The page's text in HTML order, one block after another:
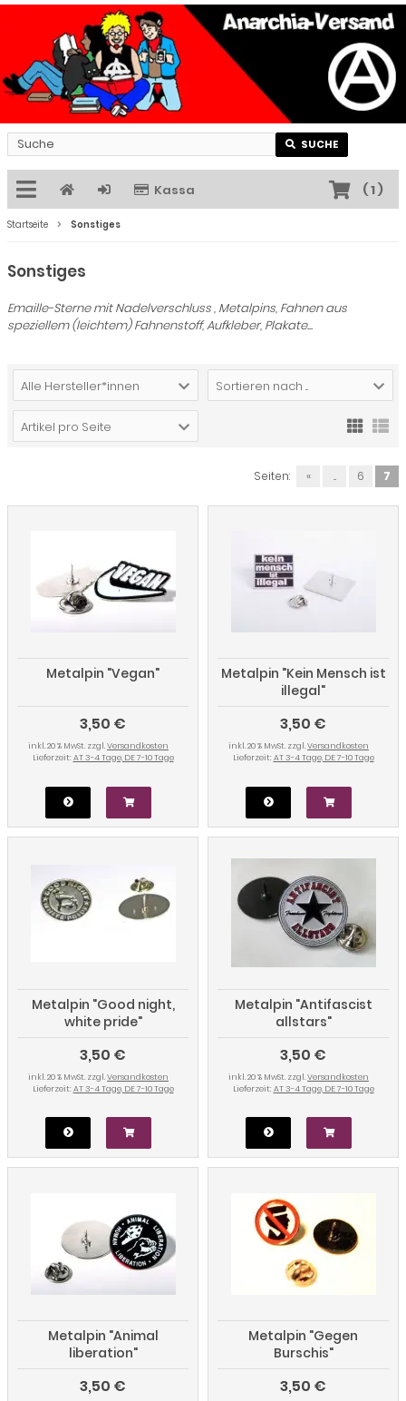
SUCHE
Kassa (1)
Startseite Sonstiges
Sonstiges
Emaille-Sterne mit Nadelverschluss , Metalpins, Fahnen aus
speziellem (leichtem) Fahnenstoff, Aufkleber, Plakate...
Alle Hersteller*innen Sortieren nach ...
Artikel pro Seite
Seiten: « ... 6 7
Metalpin "Vegan"
3,50 €
inkl. 20 % MwSt. zzgl.Versandkosten
Lieferzeit: AT 3-4 Tage, DE 7-10 Tage
Metalpin "Kein Mensch ist
illegal"
3,50 €
inkl. 20 % MwSt. zzgl.Versandkosten
Lieferzeit: AT 3-4 Tage, DE 7-10 Tage
Metalpin "Good night,
white pride"
3,50 €
inkl. 20 % MwSt. zzgl.Versandkosten
Lieferzeit: AT 3-4 Tage, DE 7-10 Tage
Metalpin "Antifascist
allstars"
3,50 €
inkl. 20 % MwSt. zzgl.Versandkosten
Lieferzeit: AT 3-4 Tage, DE 7-10 Tage
Metalpin "Animal
liberation"
3,50 €
Metalpin "Gegen
Burschis"
3,50 €